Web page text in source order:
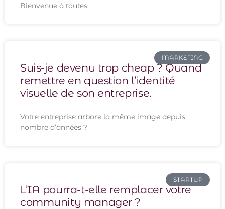
Bienvenue à toutes
MARKETING
Suis-je devenu trop cheap ? Quand
remettre en question l’identité
visuelle de son entreprise.
Votre entreprise arbore la même image depuis
nombre d’années ?
STARTUP
L’IA pourra-t-elle remplacer votre
community manager ?